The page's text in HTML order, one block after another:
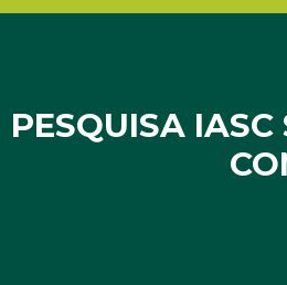
PESQUISA
Pesquisa IASC será